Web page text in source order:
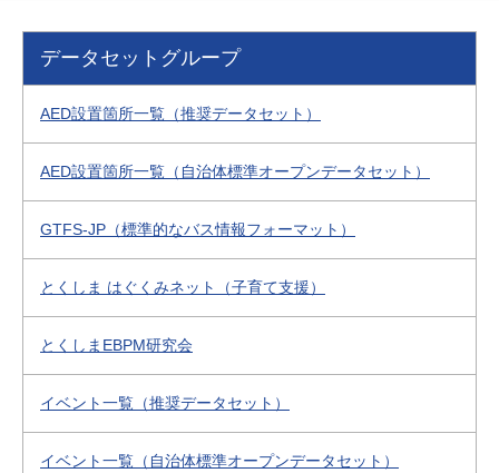
データセットグループ
AED設置箇所一覧（推奨データセット）
AED設置箇所一覧（自治体標準オープンデータセット）
GTFS-JP（標準的なバス情報フォーマット）
とくしま はぐくみネット（子育て支援）
とくしまEBPM研究会
イベント一覧（推奨データセット）
イベント一覧（自治体標準オープンデータセット）